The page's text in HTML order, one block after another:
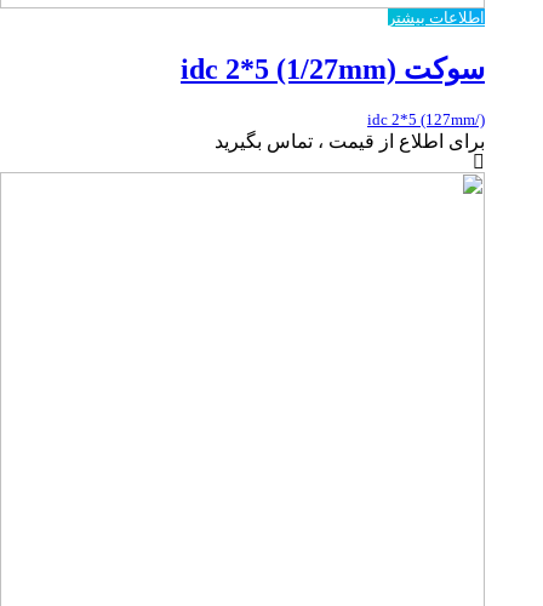
اطلاعات بیشتر
سوکت idc 2*5 (1/27mm)
idc 2*5 (127mm/)
برای اطلاع از قیمت ، تماس بگیرید